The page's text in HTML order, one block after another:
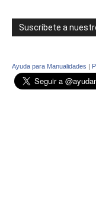
Suscríbete a
Ayuda para Manualidades |